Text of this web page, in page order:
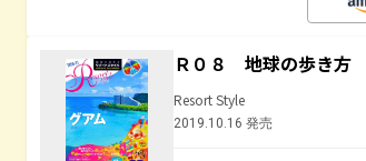
Ｒ０８ 地球の歩き方
Resort Style
2019.10.16 発売